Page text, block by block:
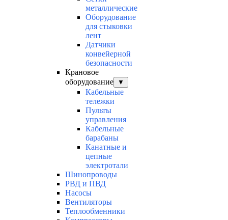
металлические
Оборудование
для стыковки
лент
Датчики
конвейерной
безопасности
Крановое
оборудование
▼
Кабельные
тележки
Пульты
управления
Кабельные
барабаны
Канатные и
цепные
электротали
Шинопроводы
РВД и ПВД
Насосы
Вентиляторы
Теплообменники